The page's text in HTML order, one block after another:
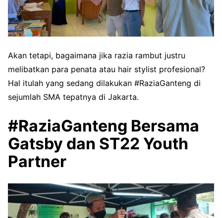
Akan tetapi, bagaimana jika razia rambut justru
melibatkan para penata atau hair stylist profesional?
Hal itulah yang sedang dilakukan #RaziaGanteng di
sejumlah SMA tepatnya di Jakarta.
#RaziaGanteng Bersama
Gatsby dan ST22 Youth
Partner